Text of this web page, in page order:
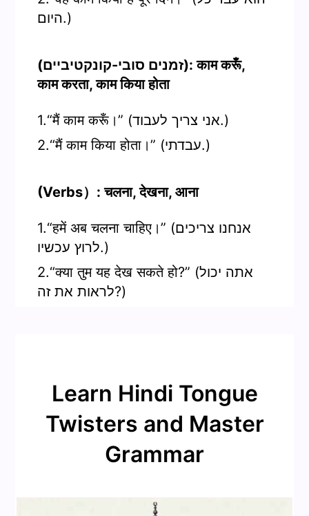
היום.)
(זמנים סובי-קונקטיביים): काम करूँ,
काम करता, काम किया होता
1.“मैं काम करूँ।” (אני צריך לעבוד.)
2.“मैं काम किया होता।” (עבדתי.)
(Verbs）: चलना, देखना, आना
1.“हमें अब चलना चाहिए।” (אנחנו צריכים
לרוץ עכשיו.)
2.“क्या तुम यह देख सकते हो?” (אתה יכול
לראות את זה?)
Learn Hindi Tongue
Twisters and Master
Grammar